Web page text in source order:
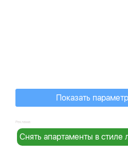
Показать
Реклама:
Снять апартаменты в стиле